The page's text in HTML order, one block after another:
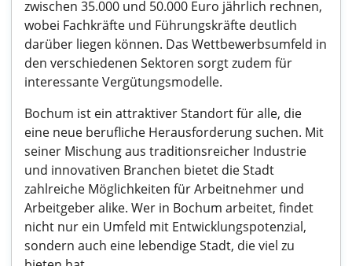
zwischen 35.000 und 50.000 Euro jährlich rechnen,
wobei Fachkräfte und Führungskräfte deutlich
darüber liegen können. Das Wettbewerbsumfeld in
den verschiedenen Sektoren sorgt zudem für
interessante Vergütungsmodelle.
Bochum ist ein attraktiver Standort für alle, die
eine neue berufliche Herausforderung suchen. Mit
seiner Mischung aus traditionsreicher Industrie
und innovativen Branchen bietet die Stadt
zahlreiche Möglichkeiten für Arbeitnehmer und
Arbeitgeber alike. Wer in Bochum arbeitet, findet
nicht nur ein Umfeld mit Entwicklungspotenzial,
sondern auch eine lebendige Stadt, die viel zu